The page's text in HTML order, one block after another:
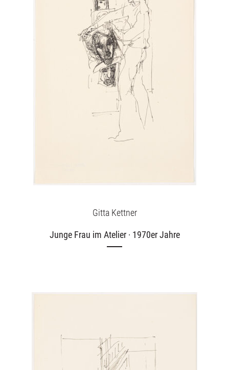
Gitta Kettner
Junge Frau im Atelier · 1970er Jahre